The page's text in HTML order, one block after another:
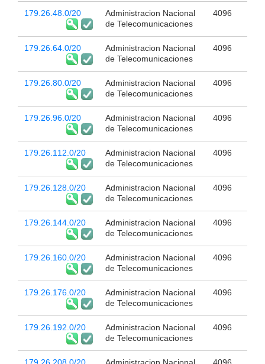
179.26.48.0/20
Administracion Nacional
de Telecomunicaciones
4096
179.26.64.0/20
Administracion Nacional
de Telecomunicaciones
4096
179.26.80.0/20
Administracion Nacional
de Telecomunicaciones
4096
179.26.96.0/20
Administracion Nacional
de Telecomunicaciones
4096
179.26.112.0/20
Administracion Nacional
de Telecomunicaciones
4096
179.26.128.0/20
Administracion Nacional
de Telecomunicaciones
4096
179.26.144.0/20
Administracion Nacional
de Telecomunicaciones
4096
179.26.160.0/20
Administracion Nacional
de Telecomunicaciones
4096
179.26.176.0/20
Administracion Nacional
de Telecomunicaciones
4096
179.26.192.0/20
Administracion Nacional
de Telecomunicaciones
4096